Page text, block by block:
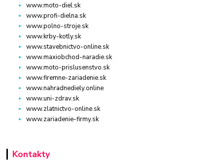
www.moto-diel.sk
www.profi-dielna.sk
www.polno-stroje.sk
www.krby-kotly.sk
www.stavebnictvo-online.sk
www.maxiobchod-naradie.sk
www.moto-prislusenstvo.sk
www.firemne-zariadenie.sk
www.nahradnediely.online
www.uni-zdrav.sk
www.zlatnictvo-online.sk
www.zariadenie-firmy.sk
Kontakty